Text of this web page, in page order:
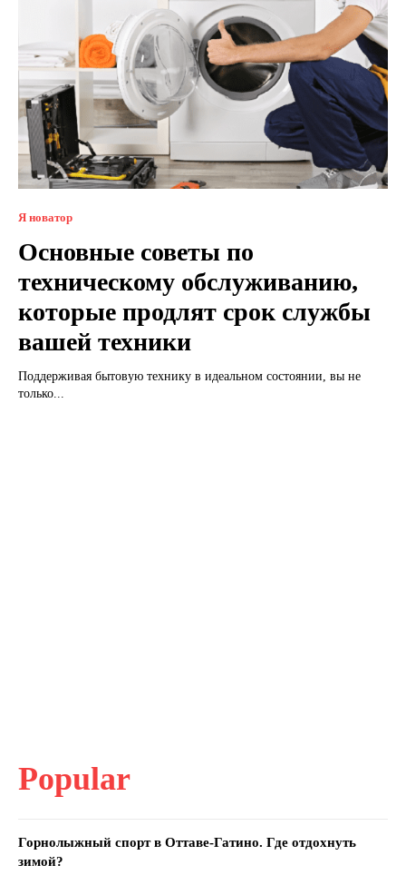
Я новатор
Основные советы по
техническому обслуживанию,
которые продлят срок службы
вашей техники
Поддерживая бытовую технику в идеальном состоянии, вы не
только...
Popular
Горнолыжный спорт в Оттаве-Гатино. Где отдохнуть
зимой?